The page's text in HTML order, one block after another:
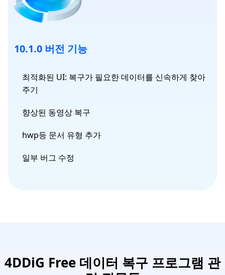
10.1.0 버전 기능
최적화된 UI: 복구가 필요한 데이터를 신속하게 찾아
주기
향상된 동영상 복구
hwp등 문서 유형 추가
일부 버그 수정
4DDiG Free 데이터 복구 프로그램 관